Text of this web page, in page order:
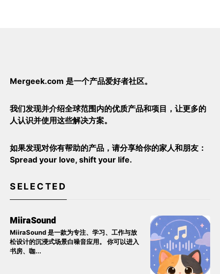
Mergeek.com 是一个产品爱好者社区。
我们发现并介绍全球范围内的优质产品和项目，让更多的
人认识并使用这些解决方案。
如果发现对你有帮助的产品，请分享给你的家人和朋友：
Spread your love, shift your life.
SELECTED
MiiraSound
MiiraSound 是一款为专注、学习、工作与放
松设计的沉浸式场景白噪音应用。 你可以进入
书房、咖...